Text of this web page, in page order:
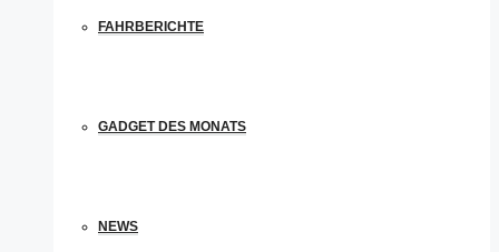
FAHRBERICHTE
GADGET DES MONATS
NEWS